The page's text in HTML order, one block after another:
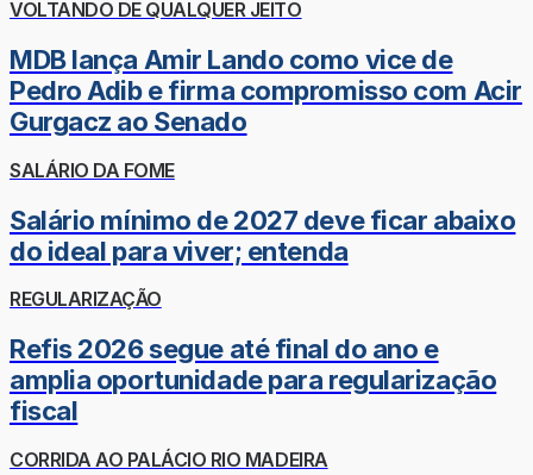
VOLTANDO DE QUALQUER JEITO
MDB lança Amir Lando como vice de
Pedro Adib e firma compromisso com Acir
Gurgacz ao Senado
SALÁRIO DA FOME
Salário mínimo de 2027 deve ficar abaixo
do ideal para viver; entenda
REGULARIZAÇÃO
Refis 2026 segue até final do ano e
amplia oportunidade para regularização
fiscal
CORRIDA AO PALÁCIO RIO MADEIRA